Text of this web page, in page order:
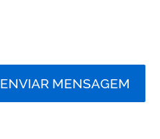
ENVIAR MENSAGEM